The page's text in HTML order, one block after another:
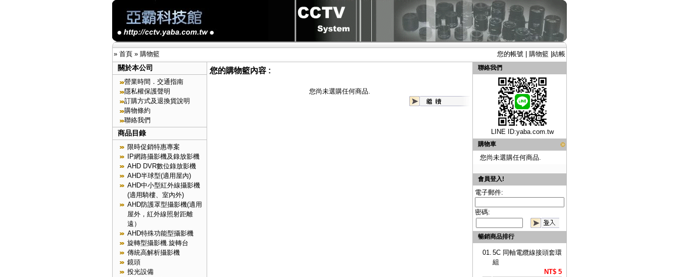
» 首頁 » 購物籃 您的帳號 購物籃 結帳
關於本公司
營業時間．交通指南
隱私權保護聲明
訂購方式及退換貨說明
購物條約
聯絡我們
商品目錄
限時促銷特惠專案
IP網路攝影機及錄放影機
AHD DVR數位錄放影機
AHD半球型(適用屋內)
AHD中小型紅外線攝影機
(適用騎樓、室內外)
AHD防護罩型攝影機(適用
屋外，紅外線照射距離
遠）
AHD特殊功能型攝影機
旋轉型攝影機.旋轉台
傳統高解析攝影機
鏡頭
投光設備
您的購物籃內容 :
您尚未選購任何商品.
聯絡我們
LINE ID:yaba.com.tw
購物車
您尚未選購任何商品.
會員登入!
電子郵件:
密碼:
暢銷商品排行
01. 5C 同軸電纜線接頭套環
組
NT$ 5